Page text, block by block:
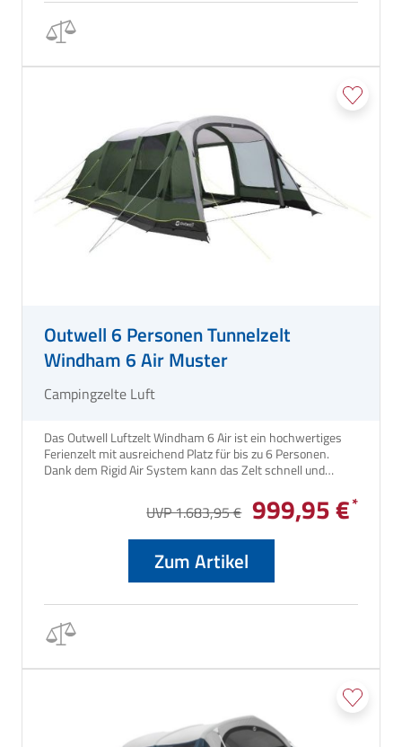
Outwell 6 Personen Tunnelzelt
Windham 6 Air Muster
Campingzelte Luft
Das Outwell Luftzelt Windham 6 Air ist ein hochwertiges
Ferienzelt mit ausreichend Platz für bis zu 6 Personen.
Dank dem Rigid Air System kann das Zelt schnell und
Schlafkabinen auf 230cm Tiefe lässt es sich dank der
ausgiebigen Verdunklung in diesem Bereich komfortabel
UVP 1.683,95 € 999,95 €
Zum Artikel